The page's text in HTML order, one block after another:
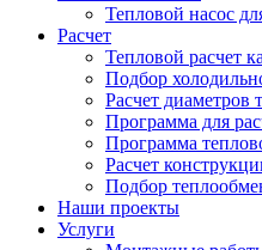
Тепловой насос
Расчет
Тепловой расчет
Подбор
Расчет
Программа для
Программа
Расчет
Подбор
Наши проекты
Услуги